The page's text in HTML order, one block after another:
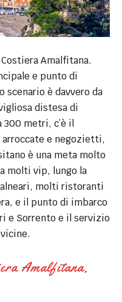
Amalfitana.
e punto di
è davvero da
distesa di
metri, c’è il
e negozietti,
è una meta molto
molti vip, lungo la
molti ristoranti
e il punto di imbarco
e Sorrento e il servizio
Amalfitana,